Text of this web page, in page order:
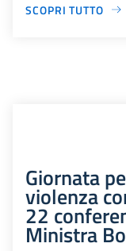
SCOPRI TUTTO
Giornata
violenza
22
Ministra